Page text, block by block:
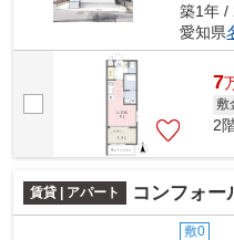
築1年 /
愛知県
7
敷
2
賃貸 | アパート コンフォー
敷0